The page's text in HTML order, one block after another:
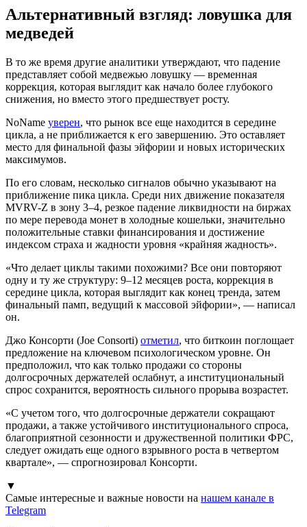
Альтернативный взгляд: ловушка для
медведей
В то же время другие аналитики утверждают, что падение
представляет собой медвежью ловушку — временная
коррекция, которая выглядит как начало более глубокого
снижения, но вместо этого предшествует росту.
NoName уверен, что рынок все еще находится в середине
цикла, а не приближается к его завершению. Это оставляет
место для финальной фазы эйфории и новых исторических
максимумов.
По его словам, несколько сигналов обычно указывают на
приближение пика цикла. Среди них движение показателя
MVRV-Z в зону 3–4, резкое падение ликвидности на биржах
по мере перевода монет в холодные кошельки, значительно
положительные ставки финансирования и достижение
индексом страха и жадности уровня «крайняя жадность».
«Что делает циклы такими похожими? Все они повторяют
одну и ту же структуру: 9–12 месяцев роста, коррекция в
середине цикла, которая выглядит как конец тренда, затем
финальный памп, ведущий к массовой эйфории», — написал
он.
Джо Консорти (Joe Consorti) отметил, что биткоин поглощает
предложение на ключевом психологическом уровне. Он
предположил, что как только продажи со стороны
долгосрочных держателей ослабнут, а институциональный
спрос сохранится, вероятность сильного прорыва возрастет.
«С учетом того, что долгосрочные держатели сокращают
продажи, а также устойчивого институционального спроса,
благоприятной сезонности и дружественной политики ФРС,
следует ожидать еще одного взрывного роста в четвертом
квартале», — спрогнозировал Консорти.
▼
Самые интересные и важные новости на нашем канале в
Telegram